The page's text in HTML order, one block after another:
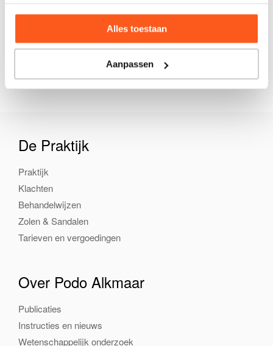
Alles toestaan
Aanpassen
De Praktijk
Praktijk
Klachten
Behandelwijzen
Zolen & Sandalen
Tarieven en vergoedingen
Over Podo Alkmaar
Publicaties
Instructies en nieuws
Wetenschappelijk onderzoek